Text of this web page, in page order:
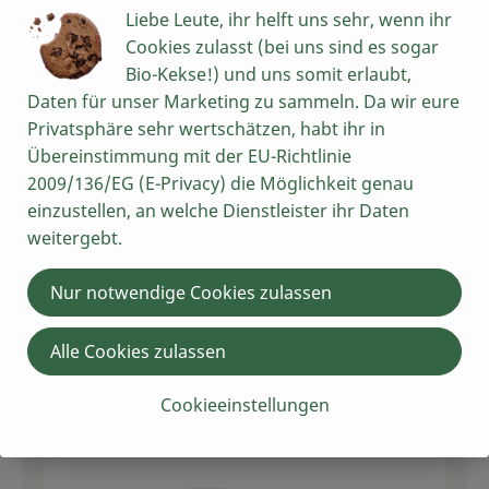
Gesamtpreis:1,35 €
Du hast sicher:
2 EL
Backöl
Auswahl ändern
14,49 € /l
Stück
Artikelanzahl
Gesamtpreis:
Liebe Leute, ihr helft uns sehr, wenn ihr
Cookies zulasst (bei uns sind es sogar
Bio-Kekse!) und uns somit erlaubt,
Daten für unser Marketing zu sammeln. Da wir eure
Privatsphäre sehr wertschätzen, habt ihr in
Übereinstimmung mit der EU-Richtlinie
2009/136/EG (E-Privacy) die Möglichkeit genau
einzustellen, an welche Dienstleister ihr Daten
weitergebt.
Cookieeinstellungen
Nur notwendige Cookies zulassen
Alle Cookies zulassen